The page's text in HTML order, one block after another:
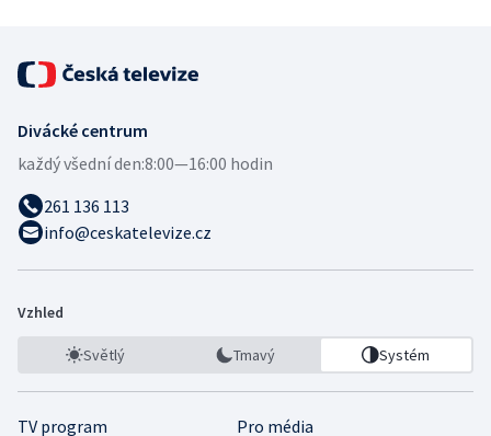
Divácké centrum
každý všední den:8:00—16:00 hodin
261 136 113
info@ceskatelevize.cz
Vzhled
Světlý Tmavý Systém
TV program Pro média